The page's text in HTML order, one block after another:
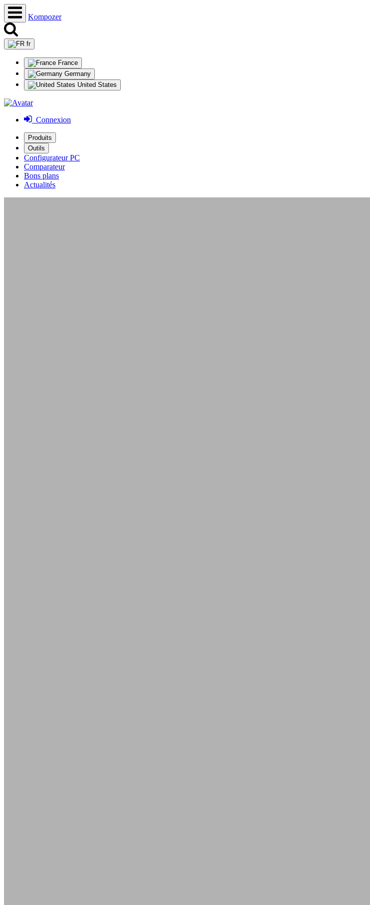
Kompozer
fr
France
Germany
United States
Connexion
Produits
Outils
Configurateur PC
Comparateur
Bons plans
Actualités